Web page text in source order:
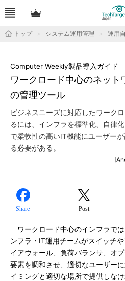
トップ システム運用管理 運用
ワークロード中心のネット
の管理ツール
Computer Weekly製品導入ガイド
ビジネスニーズに対応したワーク
るには、インフラを標準化、自律
で柔軟性の高いIT機能にユーザー
る必要がある。
Share Post
ワークロード中心のインフラでは
ンフラ・IT運用チームがスイッチ
イアウォール、負荷バランサ、オ
要素を調和させ、適切なユーザー
イミングと適切な場所で提供しな